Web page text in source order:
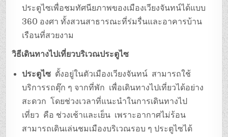
ประตูไซเพื่อชมทัศนียภาพของเมืองเวียงจันทน์ได้แบบ
360 องศา ทั้งสวนสาธารณะที่ร่มรื่นและอาคารบ้าน
เรือนที่สวยงาม
วิธีเดินทางไปเที่ยวบริเวณประตูไซ
ประตูไซ ตั้งอยู่ในตัวเมืองเวียงจันทน์ สามารถใช้
บริการรถตุ๊ก ๆ จากที่พัก เพื่อเดินทางไปเที่ยวได้อย่าง
สะดวก โดยช่วงเวลาที่แนะนำในการเดินทางไป
เที่ยว คือ ช่วงเช้าและเย็น เพราะอากาศไม่ร้อน
สามารถเดินเล่นชมเมืองบริเวณรอบ ๆ ประตูไซได้